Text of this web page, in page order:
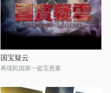
国宝疑云
再现民国第一盗宝悬案